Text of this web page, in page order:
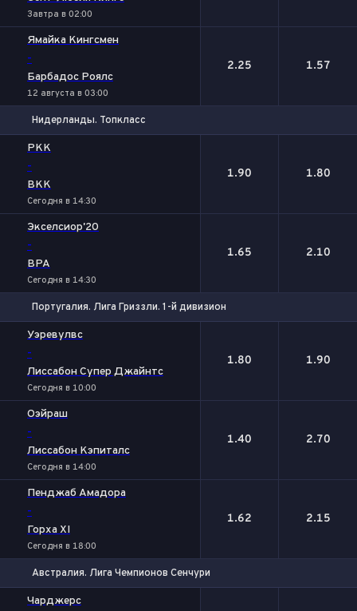
Завтра в 02:00
Ямайка Кингсмен
-
Барбадос Роялс
12 августа в 03:00
2.25 1.57
Нидерланды. Топкласс
РКК
-
ВКК
Сегодня в 14:30
1.90 1.80
Экселсиор'20
-
ВРА
Сегодня в 14:30
1.65 2.10
Португалия. Лига Гриззли. 1-й дивизион
Уэревулвс
-
Лиссабон Супер Джайнтс
Сегодня в 10:00
1.80 1.90
Оэйраш
-
Лиссабон Кэпиталс
Сегодня в 14:00
1.40 2.70
Пенджаб Амадора
-
Горха XI
Сегодня в 18:00
1.62 2.15
Австралия. Лига Чемпионов Сенчури
Чарджерс